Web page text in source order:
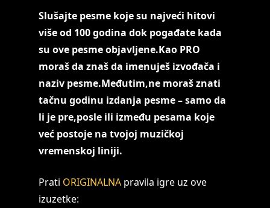
Slušajte pesme koje su najveći hitovi
više od 100 godina dok pogađate kada
su ove pesme objavljene.Kao PRO
moraš da znaš da imenuješ izvođača i
naziv pesme.Međutim,ne moraš znati
tačnu godinu izdanja pesme – samo da
li je pre,posle ili između pesama koje
već postoje na tvojoj muzičkoj
vremenskoj liniji.
Prati ORIGINALNA pravila igre uz ove
izuzetke: